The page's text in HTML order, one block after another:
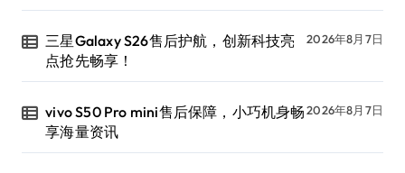
三星Galaxy S26售后护航，创新科技亮
点抢先畅享！
2026年8月7日
vivo S50 Pro mini售后保障，小巧机身畅
享海量资讯
2026年8月7日